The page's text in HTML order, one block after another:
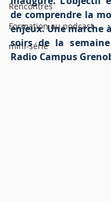
Rencontres
Formation au podcast
mini-série
de comprendre la
enjeux. Une marche
soirs de la
Radio Campus